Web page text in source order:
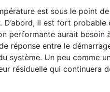
est sous le point de
il est fort probable
performante aurait besoin
réponse entre le
système. Un peu comme
résiduelle qui continuera